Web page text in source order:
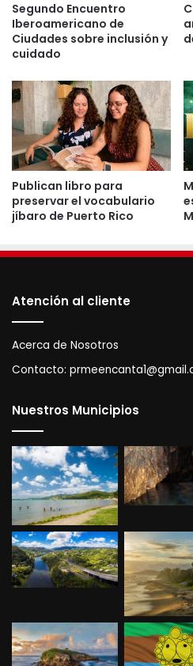
el poder de trascender
legado imperecedero para el
Te puede interesar: SJ
como «Hijo Distinguido»
Al finalizar, quedó claro que
cantante», pero ahora bajo
según sus propias acciones,
fortalecer la fibra espiritual
Bobby Cruz
Puerto Rico
Segundo Encuentro
Iberoamericano de
Ciudades sobre inclusión y
cuidado
Publican libro para
preservar el vocabulario
jíbaro de Puerto Rico
Atención al cliente
Acerca de Nosotros
Contacto:
Nuestros Municipios